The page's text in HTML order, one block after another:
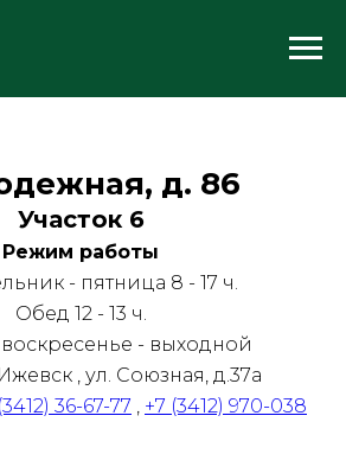
д. 86
Участок 6
Режим работы
- пятница 8 - 17 ч.
Обед 12 - 13 ч.
воскресенье - выходной
, ул. Союзная, д.37а
36-67-77 , +7 (3412) 970-038